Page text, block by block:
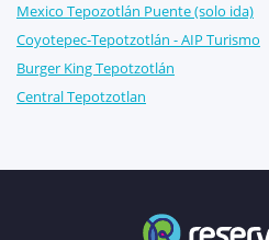
Mexico Tepozotlán Puente (solo ida)
Coyotepec-Tepotzotlán - AIP Turismo
Burger King Tepotzotlán
Central Tepotzotlan